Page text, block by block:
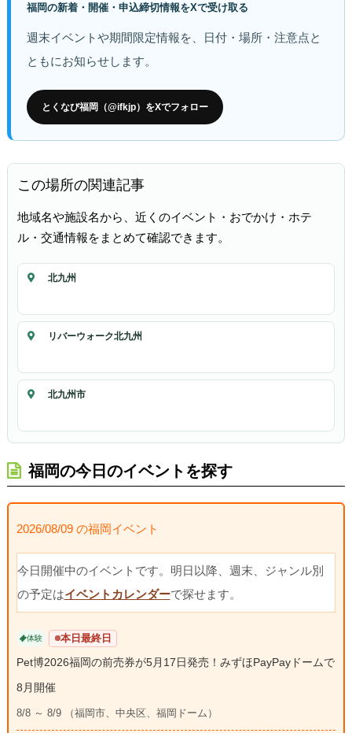
福岡の新着・開催・申込締切情報をXで受け取る
週末イベントや期間限定情報を、日付・場所・注意点と
ともにお知らせします。
とくなび福岡（@ifkjp）をXでフォロー
この場所の関連記事
地域名や施設名から、近くのイベント・おでかけ・ホテ
ル・交通情報をまとめて確認できます。
北九州
リバーウォーク北九州
北九州市
福岡の今日のイベントを探す
2026/08/09 の福岡イベント
今日開催中のイベントです。明日以降、週末、ジャンル別
の予定はイベントカレンダーで探せます。
体験 本日最終日
Pet博2026福岡の前売券が5月17日発売！みずほPayPayドームで
8月開催
8/8 ～ 8/9 （福岡市、中央区、福岡ドーム）